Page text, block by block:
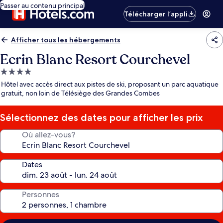
Passer au contenu principal
Télécharger l’appli
Afficher tous les hébergements
Ecrin Blanc Resort Courchevel
Hébergement
4.0 étoiles
Hôtel avec accès direct aux pistes de ski, proposant un parc aquatique
gratuit, non loin de Télésiège des Grandes Combes
Sélectionnez des dates pour afficher les prix
Où allez-vous?
Dates
Personnes